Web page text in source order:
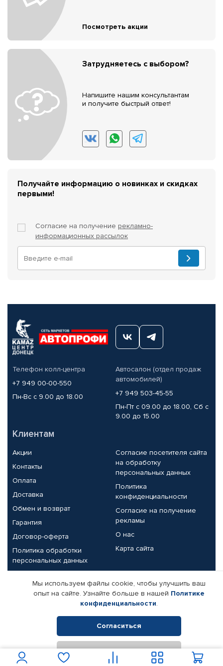
Посмотреть акции
Затрудняетесь с выбором?
Напишите нашим консультантам
и получите быстрый ответ!
Получайте информацию о новинках и скидках
первыми!
Согласие на получение рекламно-
информационных рассылок
Телефон колл-центра
+7 949 00-00-550
Пн-Вс с 9.00 до 18.00
Автосалон (отдел продаж
автомобилей)
+7 949 503-45-55
Пн-Пт с 09.00 до 18.00, Сб с
9.00 до 15.00
Клиентам
Акции
Контакты
Оплата
Доставка
Обмен и возврат
Гарантия
Договор-оферта
Политика обработки
персональных данных
Согласие посетителя сайта
на обработку
персональных данных
Политика
конфиденциальности
Согласие на получение
рекламы
О нас
Карта сайта
Партнерам
Корпоративным клиентам
Поставщикам
Реквизиты компании
© КАМАЗ ЦЕНТР ДОНЕЦК, 2015-2026. Все права защищены.
Интернет-магазин автомобильных товаров Автопрофи.
Мы используем файлы cookie, чтобы улучшить ваш
опыт на сайте. Узнайте больше в нашей Политике
конфиденциальности.
Согласиться
Отклонить